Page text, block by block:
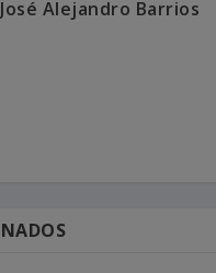
José Alejandro Barrios